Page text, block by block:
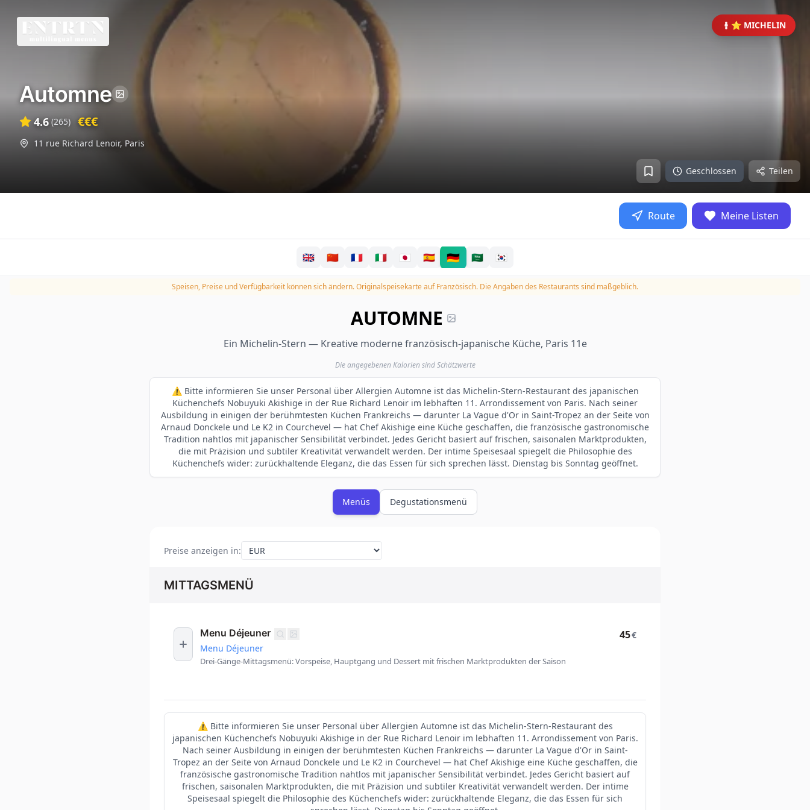
⭐ MICHELIN
Geschlossen Teilen
Automne
4.6 (265) €€€
11 rue Richard Lenoir, Paris
Route Meine Listen
🇬🇧 🇨🇳 🇫🇷 🇮🇹 🇯🇵 🇪🇸 🇩🇪 🇸🇦 🇰🇷
Speisen, Preise und Verfügbarkeit können sich ändern.Originalspeisekarte auf Französisch. Die Angaben des Restaurants sind maßgeblich.
AUTOMNE
Ein Michelin-Stern — Kreative moderne französisch-japanische Küche, Paris 11e
Die angegebenen Kalorien sind Schätzwerte
⚠️ Bitte informieren Sie unser Personal über Allergien Automne ist das Michelin-Stern-Restaurant des japanischen
Küchenchefs Nobuyuki Akishige in der Rue Richard Lenoir im lebhaften 11. Arrondissement von Paris. Nach seiner
Ausbildung in einigen der berühmtesten Küchen Frankreichs — darunter La Vague d'Or in Saint-Tropez an der Seite von
Arnaud Donckele und Le K2 in Courchevel — hat Chef Akishige eine Küche geschaffen, die französische gastronomische
Tradition nahtlos mit japanischer Sensibilität verbindet. Jedes Gericht basiert auf frischen, saisonalen Marktprodukten,
die mit Präzision und subtiler Kreativität verwandelt werden. Der intime Speisesaal spiegelt die Philosophie des
Küchenchefs wider: zurückhaltende Eleganz, die das Essen für sich sprechen lässt. Dienstag bis Sonntag geöffnet.
Menüs Degustationsmenü
Preise anzeigen in:
MITTAGSMENÜ
Menu Déjeuner
Menu Déjeuner
Drei-Gänge-Mittagsmenü: Vorspeise, Hauptgang und Dessert mit frischen Marktprodukten der Saison
45€
⚠️ Bitte informieren Sie unser Personal über Allergien Automne ist das Michelin-Stern-Restaurant des
japanischen Küchenchefs Nobuyuki Akishige in der Rue Richard Lenoir im lebhaften 11. Arrondissement von Paris.
Nach seiner Ausbildung in einigen der berühmtesten Küchen Frankreichs — darunter La Vague d'Or in Saint-
Tropez an der Seite von Arnaud Donckele und Le K2 in Courchevel — hat Chef Akishige eine Küche geschaffen, die
französische gastronomische Tradition nahtlos mit japanischer Sensibilität verbindet. Jedes Gericht basiert auf
frischen, saisonalen Marktprodukten, die mit Präzision und subtiler Kreativität verwandelt werden. Der intime
Speisesaal spiegelt die Philosophie des Küchenchefs wider: zurückhaltende Eleganz, die das Essen für sich